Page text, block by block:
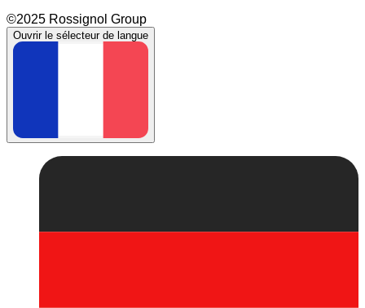
©2025 Rossignol Group
Ouvrir le sélecteur de langue